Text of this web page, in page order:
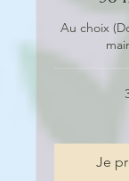
Au choix
Je